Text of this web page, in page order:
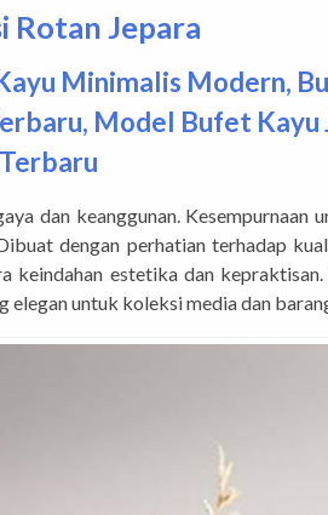
Rotan Jepara
Minimalis Modern,
, Model Bufet Kayu
dan keanggunan. Kesempurnaan
dengan perhatian terhadap
keindahan estetika dan
untuk koleksi media dan